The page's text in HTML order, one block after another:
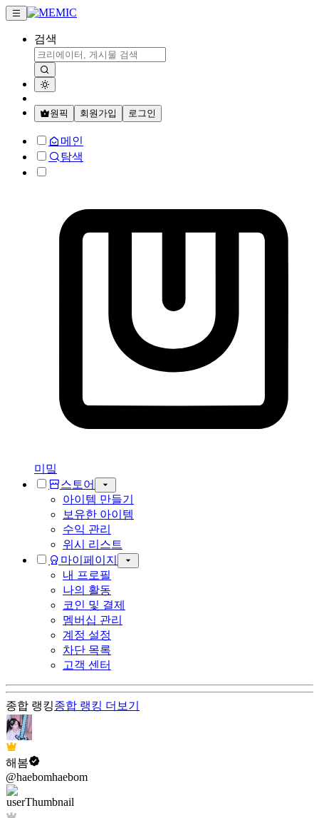
검색
원픽 회원가입 로그인
메인
탐색
미밐
스토어
아이템 만들기
보유한 아이템
수익 관리
위시 리스트
마이페이지
내 프로필
나의 활동
코인 및 결제
멤버십 관리
계정 설정
차단 목록
고객 센터
종합 랭킹종합 랭킹 더보기
해봄
@haebomhaebom